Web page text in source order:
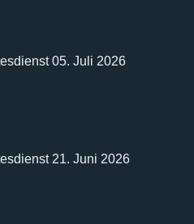
05. Juli 2026
21. Juni 2026